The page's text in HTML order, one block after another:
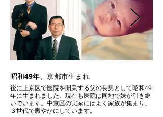
昭和49年、京都市生まれ
後に上京区で医院を開業する父の長男として昭和49
年に生まれました。現在も医院は同地で妹が引き継
いでいます。中京区の実家にはよく家族が集まり、
３世代で賑やかにしています。